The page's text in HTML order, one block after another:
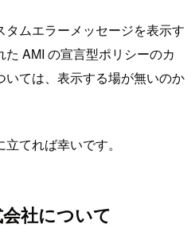
ムエラーメッセージを表示す
AMI の宣言型ポリシーのカ
ては、表示する場が無いのか
てれば幸いです。
社について